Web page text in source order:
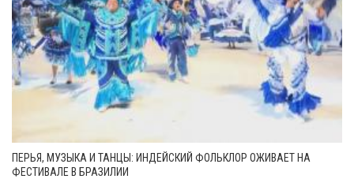
ПЕРЬЯ, МУЗЫКА И ТАНЦЫ: ИНДЕЙСКИЙ ФОЛЬКЛОР ОЖИВАЕТ НА
ФЕСТИВАЛЕ В БРАЗИЛИИ